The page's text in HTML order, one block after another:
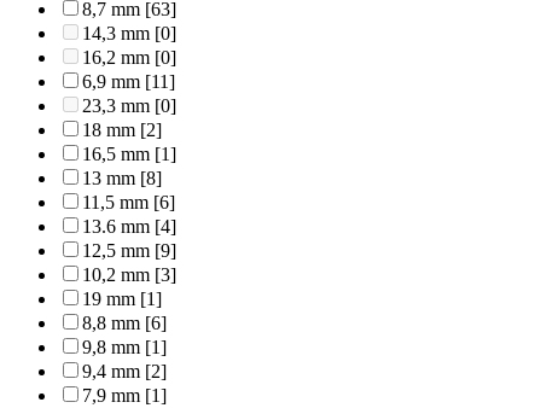
8,7 mm [63]
14,3 mm [0]
16,2 mm [0]
6,9 mm [11]
23,3 mm [0]
18 mm [2]
16,5 mm [1]
13 mm [8]
11,5 mm [6]
13.6 mm [4]
12,5 mm [9]
10,2 mm [3]
19 mm [1]
8,8 mm [6]
9,8 mm [1]
9,4 mm [2]
7,9 mm [1]